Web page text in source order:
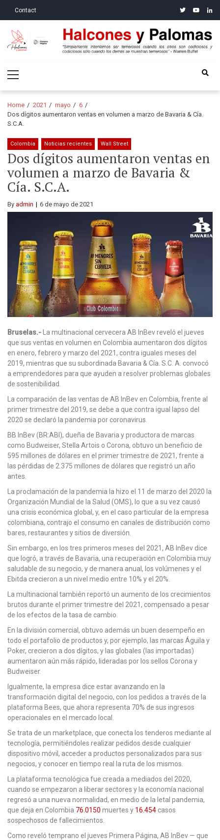
Contact twitteryoutube
Halcones y Palomas
Menu
Home 2021 mayo
6
Dos dígitos aumentaron ventas en volumen a marzo de Bavaria & Cía.
S.C.A.
Colombia Noticias recientes Wall Street
Dos dígitos aumentaron ventas en
volumen a marzo de Bavaria &
Cía. S.C.A.
By admin 6 de mayo de 2021
Bruselas.-
La multinacional cervecera AB InBev reveló el jueves
que sus ventas en volumen en Colombia aumentaron dos dígitos
en enero, febrero y marzo del 2021, contra iguales meses del
2019, mientras que su subordinada Bavaria & Cía. S.C. A. convocó
a emprendedores para que ayuden a resolver problemas globales
de sostenibilidad.
La comparación de las ventas de AB InBev en Colombia, frente al
primer trimestre del 2019, se debe a que contra igual lapso del
2020 se declaró la pandemia por coronavirus.
BB InBev (BR:ABI), dueña de Bavaria y productora de marcas
como Budweiser, Stella Artois o Corona, obtuvo un beneficio de
595 millones de dólares en el primer trimestre de 2021, frente a
las pérdidas de 2.375 millones de dólares que registró un año
antes.
La proclamación de la pandemia la hizo el 11 de marzo del 2020 la
Organización Mundial de la Salud (OMS), lo que a su vez causó
una crisis económica global, y, en el caso particular de la empresa
colombiana, contrajo el consumo en canales de distribución como
bares, restaurantes y sitios de diversión.
Sin embargo, en los tres primeros meses del 2021, AB InBev dice
que logró, a través de Bavaria, una recuperación en Colombia muy
saludable de su negocio, y de manera anual, los volúmenes y el
Ebitda crecieron a un nivel medio entre 10% y el 20%.
La multinacional también reportó un aumento de los crecimientos
brutos durante el primer trimestre del 2021, compensado a pesar
de los efectos de la tasa de cambio.
En la división comercial, obtuvo además un buen desempeño en
todo el portafolio de productos y, por ejemplo, las marcas Águila y
Poker, crecieron a dos dígitos, y las globales (las importadas)
aumentaron aún más rápido, lideradas por los sellos Corona y
Budweiser.
Igualmente, la empresa dice estar avanzando en la
transformación digital del negocio, con los pedidos a través de la
plataforma Bees, que ahora representa 70% de sus ingresos
operacionales en el mercado local.
Se trata de un marketplace, que conecta los tenderos mediante al
tecnología, permitiéndoles realizar pedidos desde cualquier
dispositivo móvil, acceder a productos personalizados para sus
negocios, y conocer en tiempo real la ruta de los mismos.
La plataforma tecnológica fue creada a mediados del 2020,
cuando se empezaron a liberar sectores y la economía nacional
regresó a una nueva normalidad, en medio de la letal pandemia,
que deja en Colombia 76.0150 muertes y 16.454 casos
sospechosos de fallecimientos.
Como reveló temprano el jueves Primera Página, AB InBev — que